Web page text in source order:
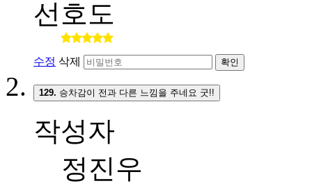
선호도
수정 삭제 확인
129. 승차감이 전과 다른 느낌을 주네요 굿!!
작성자
정진우